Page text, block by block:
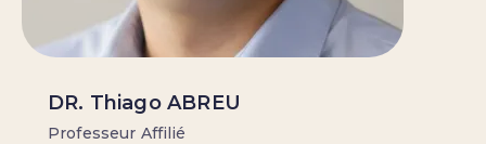
DR. Thiago ABREU
Professeur Affilié